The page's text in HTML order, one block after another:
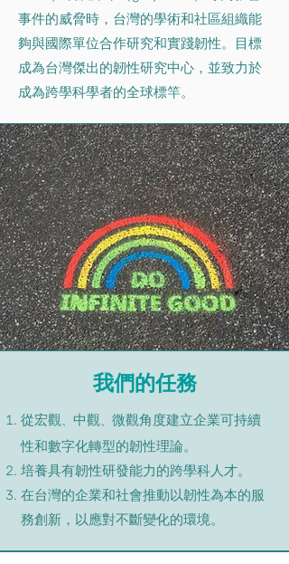
事件的威脅時，台灣的學術和社區組織能
夠與國際單位合作研究和實踐韌性。目標
成為台灣傑出的韌性研究中心，並致力於
成為跨學科學者的全球標竿。
我們的任務
從宏觀、 中觀、 微觀角度建立企業可持續
性和數字化轉型的韌性理論。
培養具有韌性研發能力的跨學科人才。
在台灣的企業和社會推動以韌性為本的服
務創新，以應對不斷變化的環境。